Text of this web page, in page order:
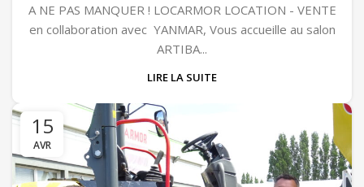
A NE PAS MANQUER ! LOCARMOR LOCATION - VENTE
en collaboration avec YANMAR, Vous accueille au salon
ARTIBA...
LIRE LA SUITE
15
AVR